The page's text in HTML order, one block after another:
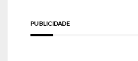
PUBLICIDADE